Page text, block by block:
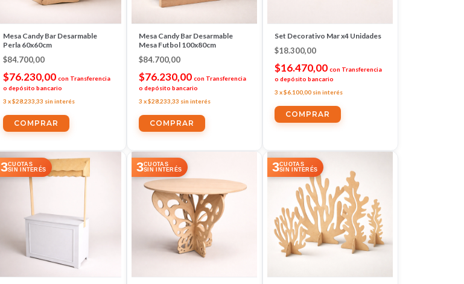
Mesa Candy Bar Desarmable
Perla 60x60cm
$84.700,00
$76.230,00 con Transferencia
o depósito bancario
3 x$28.233,33 sin interés
Mesa Candy Bar Desarmable
Mesa Futbol 100x80cm
$84.700,00
$76.230,00 con Transferencia
o depósito bancario
3 x$28.233,33 sin interés
Set Decorativo Mar x4 Unidades
$18.300,00
$16.470,00 con Transferencia
o depósito bancario
3 x$6.100,00 sin interés
3CUOTAS
SIN INTERÉS
3CUOTAS
SIN INTERÉS
3CUOTAS
SIN INTERÉS